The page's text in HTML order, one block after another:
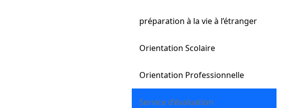
préparation à la vie à l’étranger
Orientation Scolaire
Orientation Professionnelle
Service d’évaluation